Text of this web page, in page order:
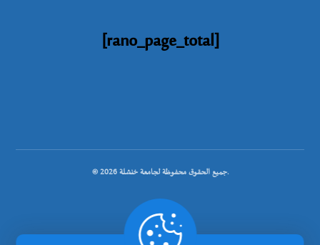
[rano_page_total]
© جميع الحقوق محفوظة لجامعة خنشلة 2026.
.